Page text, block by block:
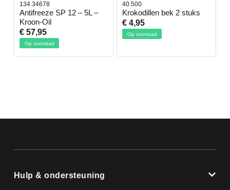
134.34678
Antifreeze SP 12 – 5L –
Kroon-Oil
€ 57,95
Op voorraad
40.500
Krokodillen bek 2 stuks
€ 4,95
Op voorraad
Hulp & ondersteuning